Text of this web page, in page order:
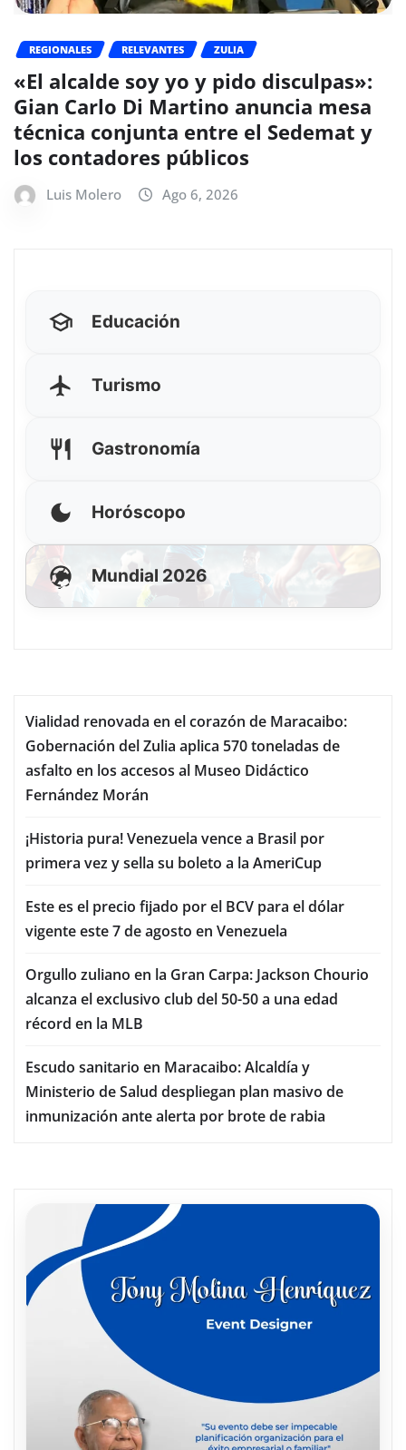
REGIONALES RELEVANTES ZULIA
«El alcalde soy yo y pido disculpas»:
Gian Carlo Di Martino anuncia mesa
técnica conjunta entre el Sedemat y
los contadores públicos
Luis Molero Ago 6, 2026
Educación
Turismo
Gastronomía
Horóscopo
Mundial 2026
Vialidad renovada en el corazón de Maracaibo:
Gobernación del Zulia aplica 570 toneladas de
asfalto en los accesos al Museo Didáctico
Fernández Morán
¡Historia pura! Venezuela vence a Brasil por
primera vez y sella su boleto a la AmeriCup
Este es el precio fijado por el BCV para el dólar
vigente este 7 de agosto en Venezuela
Orgullo zuliano en la Gran Carpa: Jackson Chourio
alcanza el exclusivo club del 50-50 a una edad
récord en la MLB
Escudo sanitario en Maracaibo: Alcaldía y
Ministerio de Salud despliegan plan masivo de
inmunización ante alerta por brote de rabia